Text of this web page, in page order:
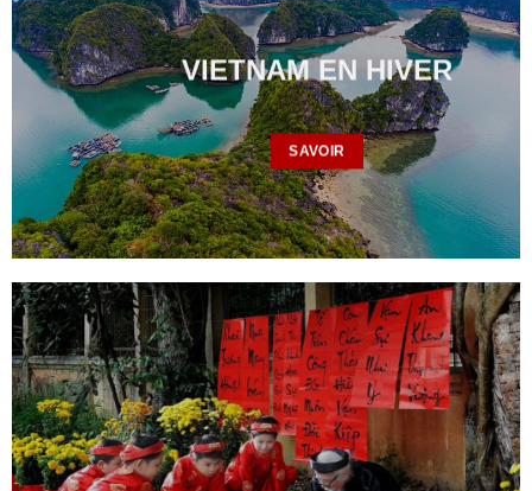
VIETNAM EN HIVER
SAVOIR